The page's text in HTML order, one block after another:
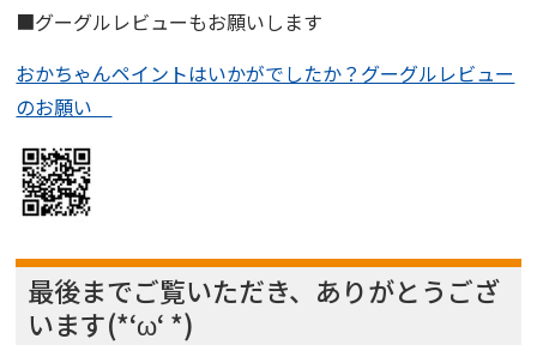
■グーグルレビューもお願いします
おかちゃんペイントはいかがでしたか？グーグルレビュー
のお願い
最後までご覧いただき、ありがとうござ
います(*‘ω‘ *)